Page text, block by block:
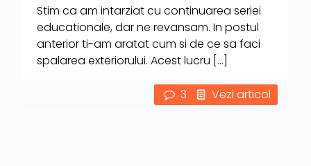
Stim ca am intarziat cu continuarea seriei
educationale, dar ne revansam. In postul
anterior ti-am aratat cum si de ce sa faci
spalarea exteriorului. Acest lucru […]
3 Vezi articol